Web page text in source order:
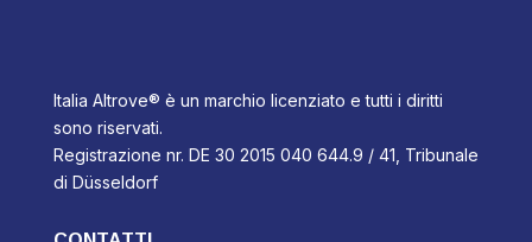
Italia Altrove® è un marchio licenziato e tutti i diritti
sono riservati.
Registrazione nr. DE 30 2015 040 644.9 / 41, Tribunale
di Düsseldorf